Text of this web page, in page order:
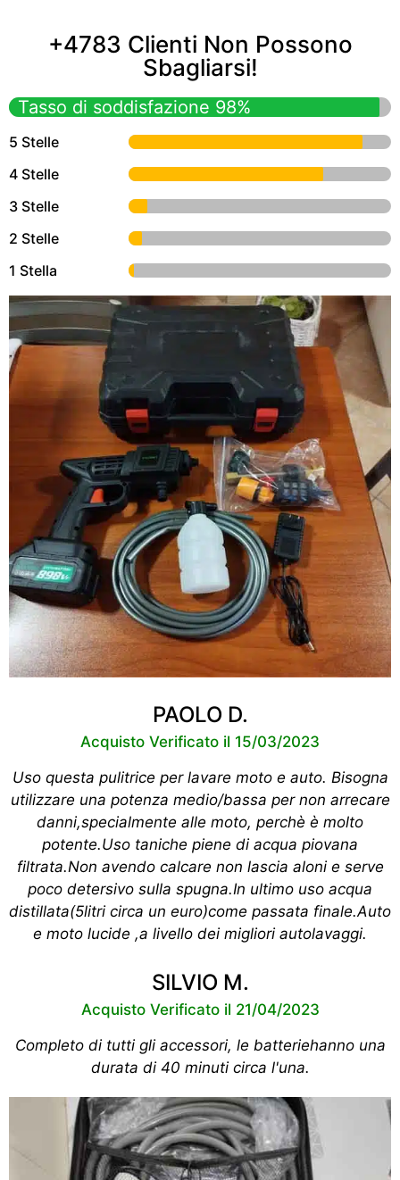
+4783 Clienti Non Possono
Sbagliarsi!
Tasso di soddisfazione 98%
5 Stelle
4 Stelle
3 Stelle
2 Stelle
1 Stella
PAOLO D.
Acquisto Verificato il 15/03/2023
Uso questa pulitrice per lavare moto e auto. Bisogna
utilizzare una potenza medio/bassa per non arrecare
danni,specialmente alle moto, perchè è molto
potente.Uso taniche piene di acqua piovana
filtrata.Non avendo calcare non lascia aloni e serve
poco detersivo sulla spugna.In ultimo uso acqua
distillata(5litri circa un euro)come passata finale.Auto
e moto lucide ,a livello dei migliori autolavaggi.
SILVIO M.
Acquisto Verificato il 21/04/2023
Completo di tutti gli accessori, le batteriehanno una
durata di 40 minuti circa l'una.